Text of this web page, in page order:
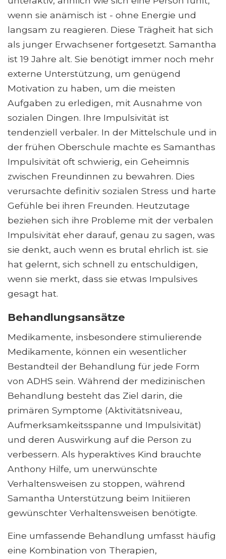
wenn sie anämisch ist - ohne Energie und
langsam zu reagieren. Diese Trägheit hat sich
als junger Erwachsener fortgesetzt. Samantha
ist 19 Jahre alt. Sie benötigt immer noch mehr
externe Unterstützung, um genügend
Motivation zu haben, um die meisten
Aufgaben zu erledigen, mit Ausnahme von
sozialen Dingen. Ihre Impulsivität ist
tendenziell verbaler. In der Mittelschule und in
der frühen Oberschule machte es Samanthas
Impulsivität oft schwierig, ein Geheimnis
zwischen Freundinnen zu bewahren. Dies
verursachte definitiv sozialen Stress und harte
Gefühle bei ihren Freunden. Heutzutage
beziehen sich ihre Probleme mit der verbalen
Impulsivität eher darauf, genau zu sagen, was
sie denkt, auch wenn es brutal ehrlich ist. sie
hat gelernt, sich schnell zu entschuldigen,
wenn sie merkt, dass sie etwas Impulsives
gesagt hat.
Behandlungsansätze
Medikamente, insbesondere stimulierende
Medikamente, können ein wesentlicher
Bestandteil der Behandlung für jede Form
von ADHS sein. Während der medizinischen
Behandlung besteht das Ziel darin, die
primären Symptome (Aktivitätsniveau,
Aufmerksamkeitsspanne und Impulsivität)
und deren Auswirkung auf die Person zu
verbessern. Als hyperaktives Kind brauchte
Anthony Hilfe, um unerwünschte
Verhaltensweisen zu stoppen, während
Samantha Unterstützung beim Initiieren
gewünschter Verhaltensweisen benötigte.
Eine umfassende Behandlung umfasst häufig
eine Kombination von Therapien,